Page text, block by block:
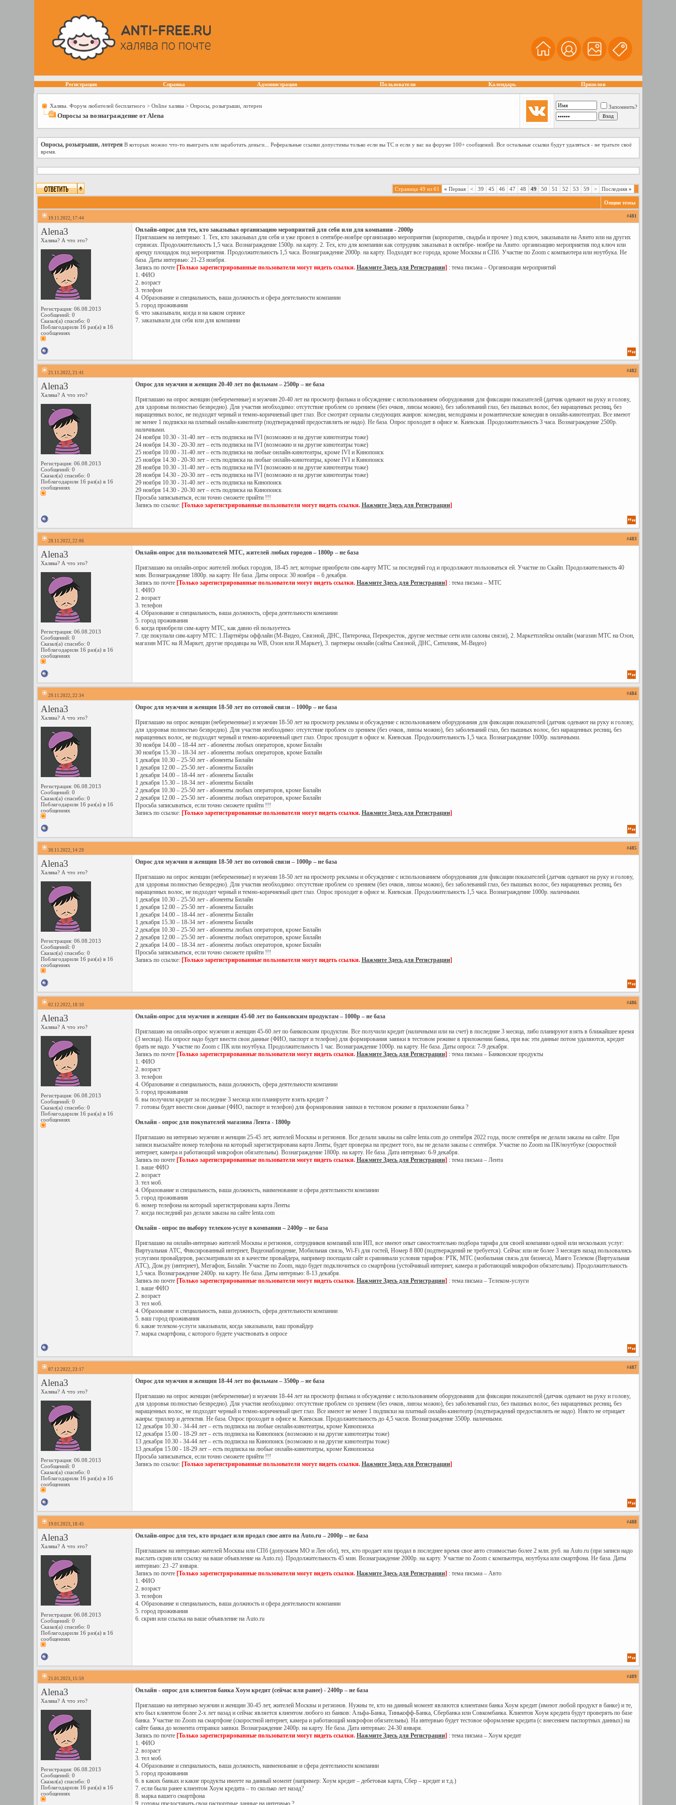
Регистрация Справка Администрация Пользователи Календарь Призолов
Халява. Форум любителей бесплатного > Online халява > Опросы, розыгрыши, лотереи
Опросы за вознаграждение от Alena
Запомнить?
Опросы, розыгрыши, лотереи В которых можно что-то выиграть или заработать деньги... Реферальные ссылки допустимы только если вы ТС и если у вас на форуме 100+ сообщений. Все остальные ссылки будут удаляться - не тратьте своё
время.
Страница 49 из 61 « Первая < 39 45 46 47 48 49 50 51 52 53 59 > Последняя»
Опции темы
19.11.2022, 17:44 #481
Alena3
Халява? А что это?
Регистрация: 06.08.2013
Сообщений: 0
Сказал(а) спасибо: 0
Поблагодарили 16 раз(а) в 16
сообщениях
Онлайн-опрос для тех, кто заказывал организацию мероприятий для себя или для компании - 2000р
Приглашаем на интервью: 1. Тех, кто заказывал для себя и уже провел в сентябре-ноябре организацию мероприятия (корпоратив, свадьба и прочее ) под ключ, заказывали на Авито или на других
сервисах. Продолжительность 1,5 часа. Вознаграждение 1500р. на карту. 2. Тех, кто для компании как сотрудник заказывал в октябре- ноябре на Авито: организацию мероприятия под ключ или
аренду площадок под мероприятия. Продолжительность 1,5 часа. Вознаграждение 2000р. на карту. Подходят все города, кроме Москвы и СПб. Участие по Zoom с компьютера или ноутбука. Не
база. Даты интервью: 21-23 ноября.
Запись по почте [Только зарегистрированные пользователи могут видеть ссылки. Нажмите Здесь для Регистрации] : тема письма – Организация мероприятий
1. ФИО
2. возраст
3. телефон
4. Образование и специальность, ваша должность и сфера деятельности компании
5. город проживания
6. что заказывали, когда и на каком сервисе
7. заказывали для себя или для компании
21.11.2022, 21:41 #482
Alena3
Халява? А что это?
Регистрация: 06.08.2013
Сообщений: 0
Сказал(а) спасибо: 0
Поблагодарили 16 раз(а) в 16
сообщениях
Опрос для мужчин и женщин 20-40 лет по фильмам – 2500р – не база
Приглашаю на опрос женщин (небеременные) и мужчин 20-40 лет на просмотр фильма и обсуждение с использованием оборудования для фиксации показателей (датчик одевают на руку и голову,
для здоровья полностью безвредно). Для участия необходимо: отсутствие проблем со зрением (без очков, линзы можно), без заболеваний глаз, без пышных волос, без наращенных ресниц, без
наращенных волос, не подходят черный и темно-коричневый цвет глаз. Все смотрят сериалы следующих жанров: комедии, мелодрамы и романтические комедии в онлайн-кинотеатрах. Все имеют
не менее 1 подписки на платный онлайн-кинотеатр (подтверждений предоставлять не надо). Не база. Опрос проходит в офисе м. Киевская. Продолжительность 3 часа. Вознаграждение 2500р.
наличными.
24 ноября 10.30 - 31-40 лет – есть подписка на IVI (возможно и на другие кинотеатры тоже)
24 ноября 14.30 - 20-30 лет – есть подписка на IVI (возможно и на другие кинотеатры тоже)
25 ноября 10.00 - 31-40 лет – есть подписка на любые онлайн-кинотеатры, кроме IVI и Кинопоиск
25 ноября 14.30 - 20-30 лет – есть подписка на любые онлайн-кинотеатры, кроме IVI и Кинопоиск
28 ноября 10.30 - 31-40 лет – есть подписка на IVI (возможно и на другие кинотеатры тоже)
28 ноября 14.30 - 20-30 лет – есть подписка на IVI (возможно и на другие кинотеатры тоже)
29 ноября 10.30 - 31-40 лет – есть подписка на Кинопоиск
29 ноября 14.30 - 20-30 лет – есть подписка на Кинопоиск
Просьба записываться, если точно сможете прийти !!!
Запись по ссылке: [Только зарегистрированные пользователи могут видеть ссылки. Нажмите Здесь для Регистрации]
28.11.2022, 22:06 #483
Alena3
Халява? А что это?
Регистрация: 06.08.2013
Сообщений: 0
Сказал(а) спасибо: 0
Поблагодарили 16 раз(а) в 16
сообщениях
Онлайн-опрос для пользователей МТС, жителей любых городов – 1800р – не база
Приглашаю на онлайн-опрос жителей любых городов, 18-45 лет, которые приобрели сим-карту МТС за последний год и продолжают пользоваться ей. Участие по Скайп. Продолжительность 40
мин. Вознаграждение 1800р. на карту. Не база. Даты опроса: 30 ноября – 6 декабря.
Запись по почте [Только зарегистрированные пользователи могут видеть ссылки. Нажмите Здесь для Регистрации] : тема письма – МТС
1. ФИО
2. возраст
3. телефон
4. Образование и специальность, ваша должность, сфера деятельности компании
5. город проживания
6. когда приобрели сим-карту МТС, как давно ей пользуетесь
7. где покупали сим-карту МТС: 1.Партнёры оффлайн (М-Видео, Связной, ДНС, Пятерочка, Перекресток, другие местные сети или салоны связи), 2. Маркетплейсы онлайн (магазин МТС на Озон,
магазин МТС на Я.Маркет, другие продавцы на WB, Озон или Я.Маркет), 3. партнеры онлайн (сайты Связной, ДНС, Ситилинк, М-Видео)
29.11.2022, 22:34 #484
Alena3
Халява? А что это?
Регистрация: 06.08.2013
Сообщений: 0
Сказал(а) спасибо: 0
Поблагодарили 16 раз(а) в 16
сообщениях
Опрос для мужчин и женщин 18-50 лет по сотовой связи – 1000р – не база
Приглашаю на опрос женщин (небеременные) и мужчин 18-50 лет на просмотр рекламы и обсуждение с использованием оборудования для фиксации показателей (датчик одевают на руку и голову,
для здоровья полностью безвредно). Для участия необходимо: отсутствие проблем со зрением (без очков, линзы можно), без заболеваний глаз, без пышных волос, без наращенных ресниц, без
наращенных волос, не подходят черный и темно-коричневый цвет глаз. Опрос проходит в офисе м. Киевская. Продолжительность 1,5 часа. Вознаграждение 1000р. наличными.
30 ноября 14.00 – 18-44 лет - абоненты любых операторов, кроме Билайн
30 ноября 15.30 – 18-34 лет - абоненты любых операторов, кроме Билайн
1 декабря 10.30 – 25-50 лет - абоненты Билайн
1 декабря 12.00 – 25-50 лет - абоненты Билайн
1 декабря 14.00 – 18-44 лет - абоненты Билайн
1 декабря 15.30 – 18-34 лет - абоненты Билайн
2 декабря 10.30 – 25-50 лет - абоненты любых операторов, кроме Билайн
2 декабря 12.00 – 25-50 лет - абоненты любых операторов, кроме Билайн
Просьба записываться, если точно сможете прийти !!!
Запись по ссылке: [Только зарегистрированные пользователи могут видеть ссылки. Нажмите Здесь для Регистрации]
30.11.2022, 14:29 #485
Alena3
Халява? А что это?
Регистрация: 06.08.2013
Сообщений: 0
Сказал(а) спасибо: 0
Поблагодарили 16 раз(а) в 16
сообщениях
Опрос для мужчин и женщин 18-50 лет по сотовой связи – 1000р – не база
Приглашаю на опрос женщин (небеременные) и мужчин 18-50 лет на просмотр рекламы и обсуждение с использованием оборудования для фиксации показателей (датчик одевают на руку и голову,
для здоровья полностью безвредно). Для участия необходимо: отсутствие проблем со зрением (без очков, линзы можно), без заболеваний глаз, без пышных волос, без наращенных ресниц, без
наращенных волос, не подходят черный и темно-коричневый цвет глаз. Опрос проходит в офисе м. Киевская. Продолжительность 1,5 часа. Вознаграждение 1000р. наличными.
1 декабря 10.30 – 25-50 лет - абоненты Билайн
1 декабря 12.00 – 25-50 лет - абоненты Билайн
1 декабря 14.00 – 18-44 лет - абоненты Билайн
1 декабря 15.30 – 18-34 лет - абоненты Билайн
2 декабря 10.30 – 25-50 лет - абоненты любых операторов, кроме Билайн
2 декабря 12.00 – 25-50 лет - абоненты любых операторов, кроме Билайн
2 декабря 14.00 – 18-34 лет - абоненты любых операторов, кроме Билайн
Просьба записываться, если точно сможете прийти !!!
Запись по ссылке: [Только зарегистрированные пользователи могут видеть ссылки. Нажмите Здесь для Регистрации]
02.12.2022, 18:10 #486
Alena3
Халява? А что это?
Регистрация: 06.08.2013
Сообщений: 0
Сказал(а) спасибо: 0
Поблагодарили 16 раз(а) в 16
сообщениях
Онлайн-опрос для мужчин и женщин 45-60 лет по банковским продуктам – 1000р – не база
Приглашаю на онлайн-опрос мужчин и женщин 45-60 лет по банковским продуктам. Все получили кредит (наличными или на счет) в последние 3 месяца, либо планируют взять в ближайшее время
(3 месяца). На опросе надо будет ввести свои данные (ФИО, паспорт и телефон) для формирования заявки в тестовом режиме в приложении банка, при вас эти данные потом удаляются, кредит
брать не надо. Участие по Zoom с ПК или ноутбука. Продолжительность 1 час. Вознаграждение 1000р. на карту. Не база. Даты опроса: 7-9 декабря.
Запись по почте [Только зарегистрированные пользователи могут видеть ссылки. Нажмите Здесь для Регистрации] : тема письма – Банковские продукты
1. ФИО
2. возраст
3. телефон
4. Образование и специальность, ваша должность, сфера деятельности компании
5. город проживания
6. вы получили кредит за последние 3 месяца или планируете взять кредит ?
7. готовы будет ввести свои данные (ФИО, паспорт и телефон) для формирования заявки в тестовом режиме в приложении банка ?
Онлайн - опрос для покупателей магазина Лента - 1800р
Приглашаю на интервью мужчин и женщин 25-45 лет, жителей Москвы и регионов. Все делали заказы на сайте lenta.com до сентября 2022 года, после сентября не делали заказы на сайте. При
записи высылайте номер телефона на который зарегистрирована карта Ленты, будет проверка на предмет того, вы не делали заказы с сентября. Участие по Zoom на ПК/ноутбуке (скоростной
интернет, камера и работающий микрофон обязательны). Вознаграждение 1800р. на карту. Не база. Дата интервью: 6-9 декабря.
Запись по почте [Только зарегистрированные пользователи могут видеть ссылки. Нажмите Здесь для Регистрации] : тема письма – Лента
1. ваше ФИО
2. возраст
3. тел моб.
4. Образование и специальность, ваша должность, наименование и сфера деятельности компании
5. город проживания
6. номер телефона на который зарегистрирована карта Ленты
7. когда последний раз делали заказы на сайте lenta.com
Онлайн - опрос по выбору телеком-услуг в компании – 2400р – не база
Приглашаю на онлайн-интервью жителей Москвы и регионов, сотрудников компаний или ИП, все имеют опыт самостоятельно подбора тарифа для своей компании одной или нескольких услуг:
Виртуальная АТС, Фиксированный интернет, Видеонаблюдение, Мобильная связь, Wi-Fi для гостей, Номер 8 800 (подтверждений не требуется). Сейчас или не более 3 месяцев назад пользовались
услугами провайдеров, рассматривали их в качестве провайдера, например посещали сайт и сравнивали условия тарифов: РТК, МТС (мобильная связь для бизнеса), Манго Телеком (Виртуальная
АТС), Дом.ру (интернет), Мегафон, Билайн. Участие по Zoom, надо будет подключиться со смартфона (устойчивый интернет, камера и работающий микрофон обязательны). Продолжительность
1,5 часа. Вознаграждение 2400р. на карту. Не база. Даты интервью: 8-13 декабря.
Запись по почте [Только зарегистрированные пользователи могут видеть ссылки. Нажмите Здесь для Регистрации] : тема письма – Телеком-услуги
1. ваше ФИО
2. возраст
3. тел моб.
4. Образование и специальность, ваша должность, сфера деятельности компании
5. ваш город проживания
6. какие телеком-услуги заказывали, когда заказывали, ваш провайдер
7. марка смартфона, с которого будете участвовать в опросе
07.12.2022, 23:17 #487
Alena3
Халява? А что это?
Регистрация: 06.08.2013
Сообщений: 0
Сказал(а) спасибо: 0
Поблагодарили 16 раз(а) в 16
сообщениях
Опрос для мужчин и женщин 18-44 лет по фильмам – 3500р – не база
Приглашаю на опрос женщин (небеременные) и мужчин 18-44 лет на просмотр фильма и обсуждение с использованием оборудования для фиксации показателей (датчик одевают на руку и голову,
для здоровья полностью безвредно). Для участия необходимо: отсутствие проблем со зрением (без очков, линзы можно), без заболеваний глаз, без пышных волос, без наращенных ресниц, без
наращенных волос, не подходят черный и темно-коричневый цвет глаз. Все имеют не менее 1 подписки на платный онлайн-кинотеатр (подтверждений предоставлять не надо). Никто не отрицает
жанры: триллер и детектив. Не база. Опрос проходит в офисе м. Киевская. Продолжительность до 4,5 часов. Вознаграждение 3500р. наличными.
12 декабря 10.30 - 34-44 лет – есть подписка на любые онлайн-кинотеатры, кроме Кинопоиска
12 декабря 15.00 - 18-29 лет – есть подписка на Кинопоиск (возможно и на другие кинотеатры тоже)
13 декабря 10.30 - 34-44 лет – есть подписка на Кинопоиск (возможно и на другие кинотеатры тоже)
13 декабря 15.00 - 18-29 лет – есть подписка на любые онлайн-кинотеатры, кроме Кинопоиска
Просьба записываться, если точно сможете прийти !!!
Запись по ссылке: [Только зарегистрированные пользователи могут видеть ссылки. Нажмите Здесь для Регистрации]
19.01.2023, 18:45 #488
Alena3
Халява? А что это?
Регистрация: 06.08.2013
Сообщений: 0
Сказал(а) спасибо: 0
Поблагодарили 16 раз(а) в 16
сообщениях
Онлайн-опрос для тех, кто продает или продал свое авто на Auto.ru – 2000р – не база
Приглашаем на интервью жителей Москвы или СПб (допускаем МО и Лен обл), тех, кто продает или продал в последнее время свое авто стоимостью более 2 млн. руб. на Auto.ru (при записи надо
выслать скрин или ссылку на ваше объявление на Auto.ru). Продолжительность 45 мин. Вознаграждение 2000р. на карту. Участие по Zoom с компьютера, ноутбука или смартфона. Не база. Даты
интервью: 23 -27 января.
Запись по почте [Только зарегистрированные пользователи могут видеть ссылки. Нажмите Здесь для Регистрации] : тема письма – Авто
1. ФИО
2. возраст
3. телефон
4. Образование и специальность, ваша должность и сфера деятельности компании
5. город проживания
6. скрин или ссылка на ваше объявление на Auto.ru
21.01.2023, 15:59 #489
Alena3
Халява? А что это?
Регистрация: 06.08.2013
Сообщений: 0
Сказал(а) спасибо: 0
Поблагодарили 16 раз(а) в 16
сообщениях
Онлайн - опрос для клиентов банка Хоум кредит (сейчас или ранее) - 2400р – не база
Приглашаю на интервью мужчин и женщин 30-45 лет, жителей Москвы и регионов. Нужны те, кто на данный момент являются клиентами банка Хоум кредит (имеют любой продукт в банке) и те,
кто был клиентом более 2-х лет назад и сейчас является клиентом любого из банков: Альфа-Банка, Тинькофф-Банка, Сбербанка или Совкомбанка. Клиентов Хоум кредита будут проверять по базе
банка. Участие по Zoom на смартфоне (скоростной интернет, камера и работающий микрофон обязательны). На интервью будет тестовое оформление кредита (с внесением паспортных данных) на
сайте банка до момента отправки заявки. Вознаграждение 2400р. на карту. Не база. Дата интервью: 24-30 января.
Запись по почте [Только зарегистрированные пользователи могут видеть ссылки. Нажмите Здесь для Регистрации] : тема письма – Хоум кредит
1. ФИО
2. возраст
3. тел моб.
4. Образование и специальность, ваша должность, наименование и сфера деятельности компании
5. город проживания
6. в каких банках и какие продукты имеете на данный момент (например: Хоум кредит – дебетовая карта, Сбер – кредит и т.д.)
7. если были ранее клиентом Хоум кредита – то сколько лет назад?
8. марка вашего смартфона
9. готовы предоставить свои паспортные данные на интервью ?